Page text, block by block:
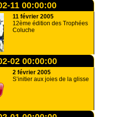
11 00:00:00
11 février 2005
12ème édition des Trophées
Coluche
02 00:00:00
2 février 2005
S’initier aux joies de la glisse